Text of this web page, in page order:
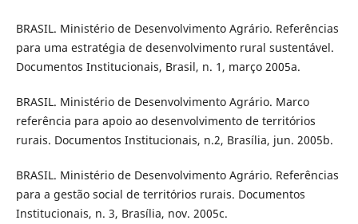
BRASIL. Ministério de Desenvolvimento Agrário. Referências
para uma estratégia de desenvolvimento rural sustentável.
Documentos Institucionais, Brasil, n. 1, março 2005a.
BRASIL. Ministério de Desenvolvimento Agrário. Marco
referência para apoio ao desenvolvimento de territórios
rurais. Documentos Institucionais, n.2, Brasília, jun. 2005b.
BRASIL. Ministério de Desenvolvimento Agrário. Referências
para a gestão social de territórios rurais. Documentos
Institucionais, n. 3, Brasília, nov. 2005c.